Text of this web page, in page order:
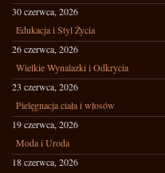
30 czerwca, 2026
Edukacja i Styl Życia
26 czerwca, 2026
Wielkie Wynalazki i Odkrycia
23 czerwca, 2026
Pielęgnacja ciała i włosów
19 czerwca, 2026
Moda i Uroda
18 czerwca, 2026